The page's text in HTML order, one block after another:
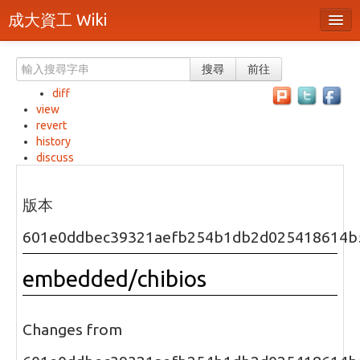
成大資工 Wiki
分類
隨機頁面
最近活動
本頁面
頁面原始檔
可列印版本
搜尋
前往
diff
view
revert
history
discuss
版本
embedded/chibios
Changes from